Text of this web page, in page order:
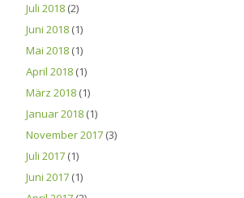
Juli 2018 (2)
Juni 2018 (1)
Mai 2018 (1)
April 2018 (1)
März 2018 (1)
Januar 2018 (1)
November 2017 (3)
Juli 2017 (1)
Juni 2017 (1)